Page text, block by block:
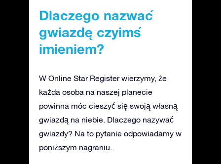
Dlaczego nazwać
gwiazdę czyimś
imieniem?
W Online Star Register wierzymy, że
każda osoba na naszej planecie
powinna móc cieszyć się swoją własną
gwiazdą na niebie. Dlaczego nazywać
gwiazdy? Na to pytanie odpowiadamy w
poniższym nagraniu.